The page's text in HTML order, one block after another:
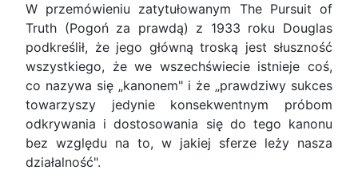
W przemówieniu zatytułowanym The Pursuit of
Truth (Pogoń za prawdą) z 1933 roku Douglas
podkreślił, że jego główną troską jest słuszność
wszystkiego, że we wszechświecie istnieje coś,
co nazywa się „kanonem" i że „prawdziwy sukces
towarzyszy jedynie konsekwentnym próbom
odkrywania i dostosowania się do tego kanonu
bez względu na to, w jakiej sferze leży nasza
działalność".